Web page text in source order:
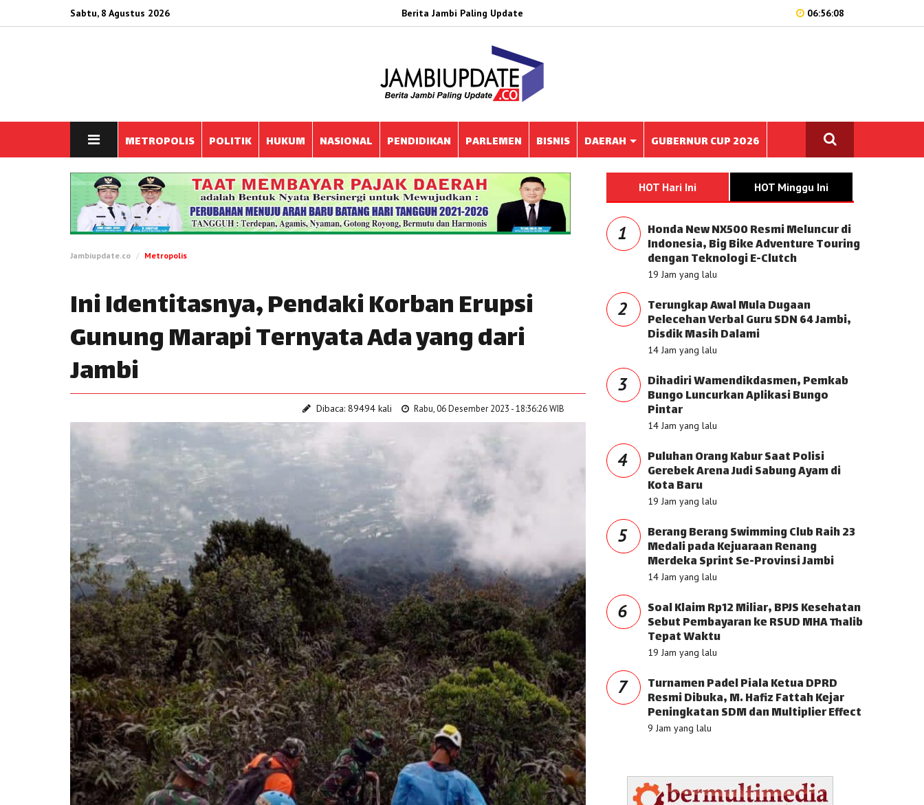
Sabtu, 8 Agustus 2026 Berita Jambi Paling Update 06:56:08
METROPOLIS POLITIK HUKUM NASIONAL PENDIDIKAN PARLEMEN BISNIS DAERAH GUBERNUR CUP 2026
Jambiupdate.co Metropolis
Ini Identitasnya, Pendaki Korban Erupsi
Gunung Marapi Ternyata Ada yang dari
Jambi
Dibaca: 89494 kali Rabu, 06 Desember 2023 - 18:36:26 WIB
HOT Hari Ini HOT Minggu Ini
1 Honda New NX500 Resmi Meluncur di
Indonesia, Big Bike Adventure Touring
dengan Teknologi E-Clutch
19 Jam yang lalu
2 Terungkap Awal Mula Dugaan
Pelecehan Verbal Guru SDN 64 Jambi,
Disdik Masih Dalami
14 Jam yang lalu
3 Dihadiri Wamendikdasmen, Pemkab
Bungo Luncurkan Aplikasi Bungo
Pintar
14 Jam yang lalu
4 Puluhan Orang Kabur Saat Polisi
Gerebek Arena Judi Sabung Ayam di
Kota Baru
19 Jam yang lalu
5 Berang Berang Swimming Club Raih 23
Medali pada Kejuaraan Renang
Merdeka Sprint Se-Provinsi Jambi
14 Jam yang lalu
6 Soal Klaim Rp12 Miliar, BPJS Kesehatan
Sebut Pembayaran ke RSUD MHA Thalib
Tepat Waktu
19 Jam yang lalu
7 Turnamen Padel Piala Ketua DPRD
Resmi Dibuka, M. Hafiz Fattah Kejar
Peningkatan SDM dan Multiplier Effect
9 Jam yang lalu